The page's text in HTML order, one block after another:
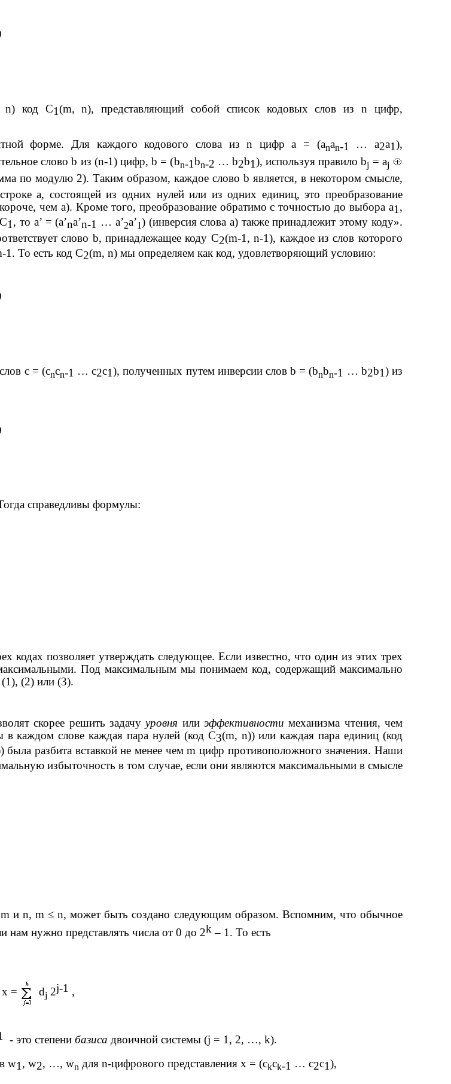
n) код C1(m,n), представляющий собой список кодовых слов изn
цифр,
форме. Для каждого кодового слова изn цифрa = (anan-1 … a2a1),
словоb из (n-1) цифр,b = (bn-1bn-2 … b2b1), используя правилоbj = aj
по модулю 2). Таким образом, каждое слово b является, в некотором смысле,
a, состоящей из одних нулей или из одних единиц, это преобразование
чемa). Кроме того, преобразование обратимо с точностью до выбора a1 ,
C1, то a’ = (a’na’n-1 … a’2a’1) (инверсия слова a) также принадлежит этому коду».
слово b, принадлежащее коду C2(m-1,n-1), каждое из слов которого
-1. То есть код C2(m, n) мы определяем как код, удовлетворяющий условию:
c= (cncn-1 …c2c1), полученных путем инверсии словb = (bnbn-1 … b2b1) из
справедливы формулы:
кодах позволяет утверждать следующее. Если известно, что один из этих трех
Под максимальным мы понимаем код, содержащий максимально
(2) или (3).
скорее решить задачууровня или эффективности механизма чтения, чем
каждом слове каждая пара нулей (код C3(m, n)) или каждая пара единиц (код
была разбита вставкой не менее чемm цифр противоположного значения. Наши
избыточность в том случае, если они являются максимальными в смысле
m и n, m ≤n, может быть создано следующим образом. Вспомним, что обычное
нам нужно представлять числа от 0 до 2k– 1. То есть
x = dj 2j-1 ,
- это степени базиса двоичной системы (j = 1, 2, …, k).
w1, w2, …, wn для n-цифрового представления x= (ckck-1 … c2c1),